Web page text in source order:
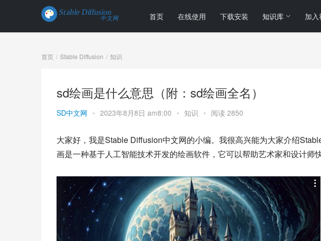
首页 在线使用 下载安装 知识库 加
首页 Stable Diffusion 知识
sd绘画是什么意思（附：sd绘画全名）
SD中文网 • 2023年8月8日 am8:00 • 知识 • 阅读 2850
大家好，我是Stable Diffusion中文网的小编。我很高兴能为大家介绍
画是一种基于人工智能技术开发的绘画软件，它可以帮助艺术家和设计师